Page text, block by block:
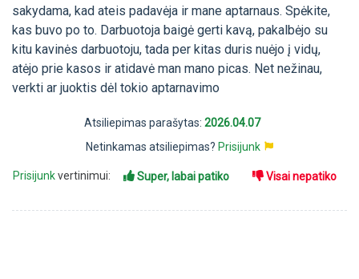
sakydama, kad ateis padavėja ir mane aptarnaus. Spėkite,
kas buvo po to. Darbuotoja baigė gerti kavą, pakalbėjo su
kitu kavinės darbuotoju, tada per kitas duris nuėjo į vidų,
atėjo prie kasos ir atidavė man mano picas. Net nežinau,
verkti ar juoktis dėl tokio aptarnavimo
Atsiliepimas parašytas: 2026.04.07
Netinkamas atsiliepimas? Prisijunk
Prisijunkvertinimui: Super, labai patiko Visai nepatiko